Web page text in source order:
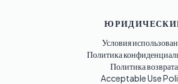
Условия
Политика
Политика возврата
Acceptable Use